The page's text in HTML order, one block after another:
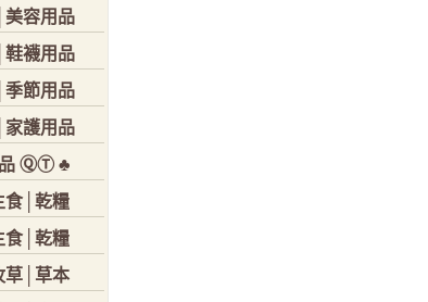
美容用品
鞋襪用品
季節用品
家護用品
品 ⓆⓉ ♣
食│乾糧
食│乾糧
草│草本